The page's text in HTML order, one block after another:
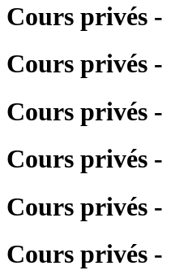
Cours privés -
Cours privés -
Cours privés -
Cours privés -
Cours privés -
Cours privés -